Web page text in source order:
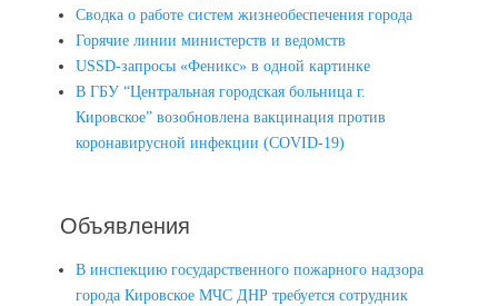
Сводка о работе систем жизнеобеспечения города
Горячие линии министерств и ведомств
USSD-запросы «Феникс» в одной картинке
В ГБУ “Центральная городская больница г.
Кировское” возобновлена вакцинация против
коронавирусной инфекции (COVID-19)
Объявления
В инспекцию государственного пожарного надзора
города Кировское МЧС ДНР требуется сотрудник